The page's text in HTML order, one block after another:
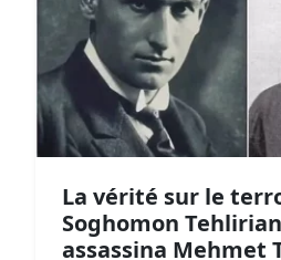
La vérité sur le
Soghomon
assassina Mehmet